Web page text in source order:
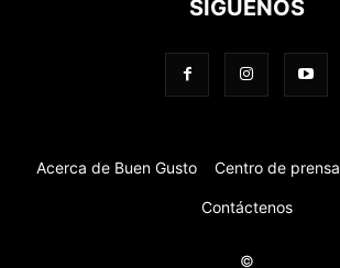
SÍGUENOS
Acerca de Buen Gusto Centro de prensa
Contáctenos
©